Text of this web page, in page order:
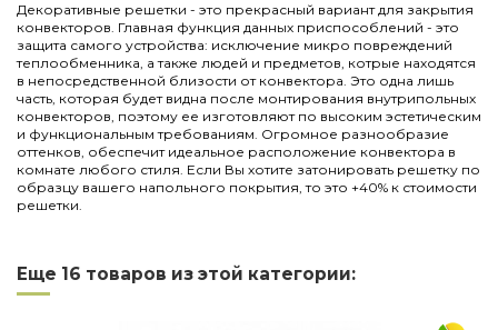
Декоративные решетки - это прекрасный вариант для закрытия
конвекторов. Главная функция данных приспособлений - это
защита самого устройства: исключение микро повреждений
теплообменника, а также людей и предметов, котрые находятся
в непосредственной близости от конвектора. Это одна лишь
часть, которая будет видна после монтирования внутрипольных
конвекторов, поэтому ее изготовляют по высоким эстетическим
и функциональным требованиям. Огромное разнообразие
оттенков, обеспечит идеальное расположение конвектора в
комнате любого стиля. Если Вы хотите затонировать решетку по
образцу вашего напольного покрытия, то это +40% к стоимости
решетки.
Ширина
360
Еще 16 товаров из этой категории: